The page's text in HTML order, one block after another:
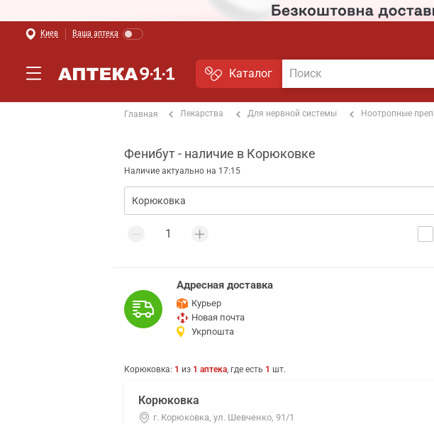
Киев Ваша аптека
Каталог
Главная Лекарства Для нервной системы Ноотропные
Фенибут - наличие в Корюковке
Наличие актуально на 17:15
Адресная доставка
Курьер
Новая почта
Укрпошта
Корюковка: 1 из 1 аптека, где есть 1 шт.
Корюковка
г. Корюковка, ул. Шевченко, 91/1